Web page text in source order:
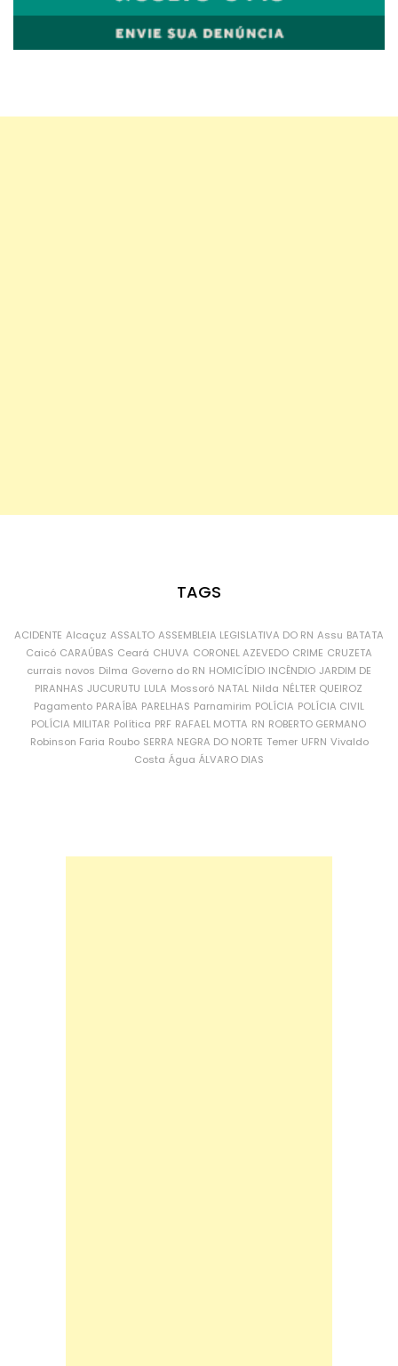
TAGS
ACIDENTE Alcaçuz ASSALTO ASSEMBLEIA LEGISLATIVA DO RN Assu BATATA
Caicó CARAÚBAS Ceará CHUVA CORONEL AZEVEDO CRIME CRUZETA
currais novos Dilma Governo do RN HOMICÍDIO INCÊNDIO JARDIM DE
PIRANHAS JUCURUTU LULA Mossoró NATAL Nilda NÉLTER QUEIROZ
Pagamento PARAÍBA PARELHAS Parnamirim POLÍCIA POLÍCIA CIVIL
POLÍCIA MILITAR Política PRF RAFAEL MOTTA RN ROBERTO GERMANO
Robinson Faria Roubo SERRA NEGRA DO NORTE Temer UFRN Vivaldo
Costa Água ÁLVARO DIAS